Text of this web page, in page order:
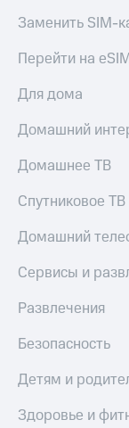
Акции
и
скидки
товары
Заменить SIM-
Перейти на
Для дома
Домашний
Домашнее ТВ
Спутниковое ТВ
Домашний
Сервисы и
Развлечения
Безопасность
Детям и
Здоровье и